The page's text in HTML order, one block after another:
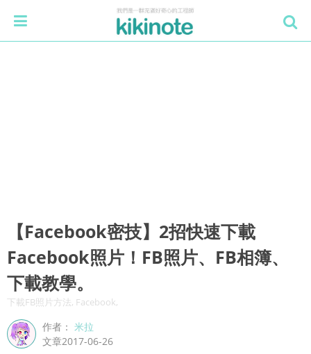
【Facebook密技】2招快速下載
Facebook照片！FB照片、FB相簿、
下載教學。
下載FB照片方法, Facebook,
作者：米拉
文章2017-06-26